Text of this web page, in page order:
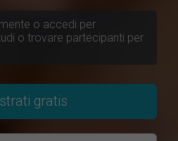
o accedi per
o trovare partecipanti per
gratis